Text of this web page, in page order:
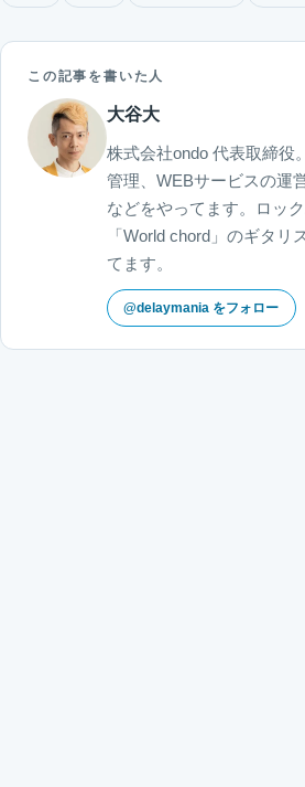
この記事を書いた人
大谷大
株式会社ondo 代表取締役
管理、WEBサービスの運
などをやってます。ロッ
「World chord」のギタリ
てます。
@delaymania をフォロー